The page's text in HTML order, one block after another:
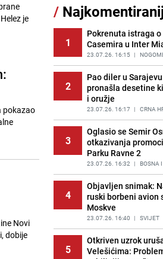
je
pokazao
Novi
dobije
11
naselju Vraca?
dojavu, izašli na
PRIJE 2 DANA | CRNA
12
Znate li šta Dino
izlaska na scenu?
iznenadio mnoge
PRIJE 1 DAN | SHOWBIZ
13
Nastavak
oduzeo zastavu s
sankcionisao
Novog
PRIJE 1 DAN | BOSNA I
14
Pojavili su vam se
brige, ovo su
riješite
PRIJE 2 DANA
15
Kako izgleda
Koševo nakon tri
Merlina
/
1
Pokrenuta istraga
Casemira u Inter
23.07.26. 16:15 |
2
Pao diler u
pronašla desetine
i oružje
23.07.26. 16:17 | CRNA
3
Oglasio se Semir
otkazivanja
Parku Ravne 2
23.07.26. 16:32 | BOSNA
4
Objavljen snimak:
ruski borbeni avion
Moskve
23.07.26. 16:40 | SVIJET
5
Otkriven uzrok
Velešićima: